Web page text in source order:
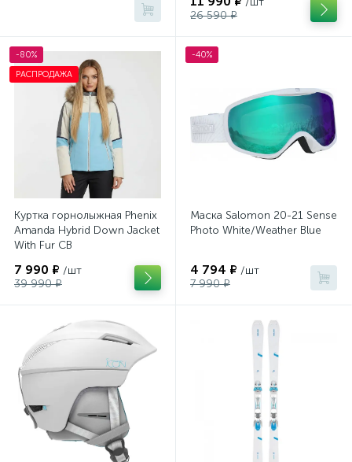
26 590 ₽
-80%
РАСПРОДАЖА
Куртка горнолыжная Phenix
Amanda Hybrid Down Jacket
With Fur CB
7 990 ₽ /шт
39 990 ₽
-40%
Маска Salomon 20-21 Sense
Photo White/Weather Blue
4 794 ₽ /шт
7 990 ₽